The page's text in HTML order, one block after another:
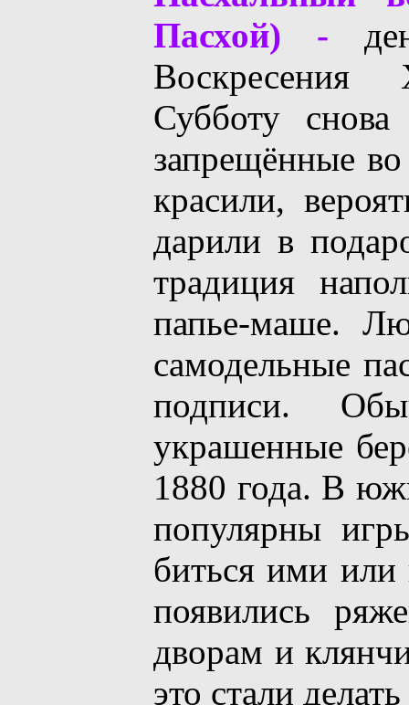
Пасхой) -
Субботу
запрещённые
красили,
дарили в
традиция
папье-маше.
самодельные
подписи.
украшенные
1880 года. В
популярны
биться ими
появились
дворам и
это стали